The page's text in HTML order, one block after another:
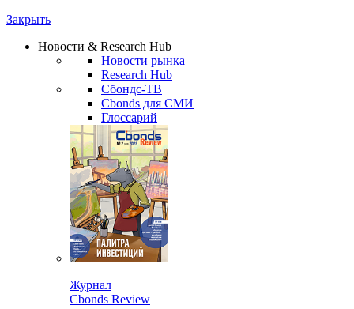
Закрыть
Новости & Research Hub
Новости рынка
Research Hub
Сбондс-ТВ
Cbonds для СМИ
Глоссарий
Журнал
Cbonds Review